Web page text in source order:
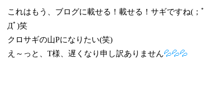
これはもう、ブログに載せる！載せる！サギですね( ；ﾟ
Дﾟ)笑
クロサギの山Pになりたい(笑)
え～っと、 T様、遅くなり申し訳ありません💦💦💦